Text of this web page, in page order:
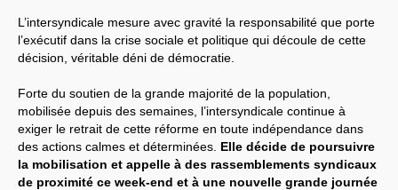
L’intersyndicale mesure avec gravité la responsabilité que porte
l’exécutif dans la crise sociale et politique qui découle de cette
décision, véritable déni de démocratie.
Forte du soutien de la grande majorité de la population,
mobilisée depuis des semaines, l’intersyndicale continue à
exiger le retrait de cette réforme en toute indépendance dans
des actions calmes et déterminées. Elle décide de poursuivre
la mobilisation et appelle à des rassemblements syndicaux
de proximité ce week-end et à une nouvelle grande journée